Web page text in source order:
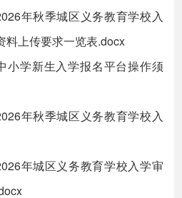
年秋季城区义务教育学校入
料上传要求一览表.docx
小学新生入学报名平台操作须
年秋季城区义务教育学校入
年城区义务教育学校入学审